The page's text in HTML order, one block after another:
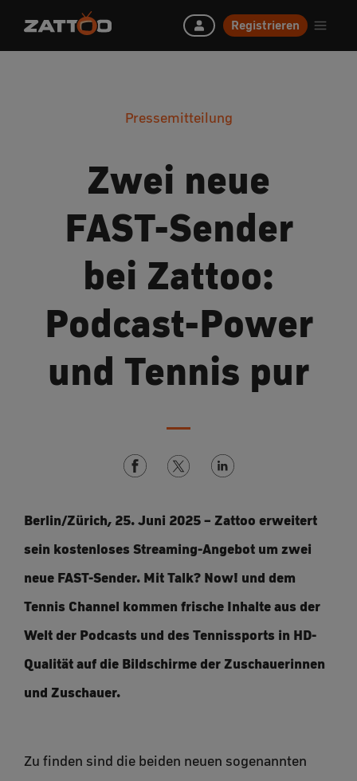
Registrieren
Pressemitteilung
Zwei neue
FAST-Sender
bei Zattoo:
Podcast-Power
und Tennis pur
Berlin/Zürich, 25. Juni 2025 – Zattoo erweitert
sein kostenloses Streaming-Angebot um zwei
neue FAST-Sender. Mit Talk? Now! und dem
Tennis Channel kommen frische Inhalte aus der
Welt der Podcasts und des Tennissports in HD-
Qualität auf die Bildschirme der Zuschauerinnen
und Zuschauer.
Zu finden sind die beiden neuen sogenannten